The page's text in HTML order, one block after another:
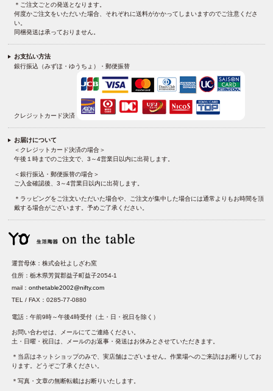
＊ご注文ごとの発送となります。
何度かご注文をいただいた場合、それぞれに送料がかかってしまいますのでご注意くださ
い。
同梱発送は承っておりません。
お支払い方法
銀行振込（みずほ・ゆうちょ）・郵便振替
クレジットカード決済
お届けについて
＜クレジットカード決済の場合＞
午後１時までのご注文で、3～4営業日以内に出荷します。
＜銀行振込・郵便振替の場合＞
ご入金確認後、3～4営業日以内に出荷します。
＊ラッピングをご注文いただいた場合や、ご注文が集中した場合には通常よりもお時間を頂
戴する場合がございます。予めご了承ください。
運営母体：株式会社よしざわ窯
住所：栃木県芳賀郡益子町益子2054-1
mail：onthetable2002@nifty.com
TEL / FAX：0285-77-0880
電話：午前9時～午後4時受付（土・日・祝日を除く）
お問い合わせは、メールにてご連絡ください。
土・日曜・祝日は、メールのお返事・発送はお休みとさせていただきます。
＊当店はネットショップのみで、実店舗はございません。作業場へのご来訪はお断りしてお
ります。どうぞご了承ください。
＊写真・文章の無断転載はお断りいたします。